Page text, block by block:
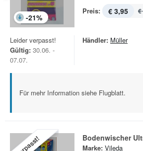
-21%
Preis: € 3,95 €
Leider verpasst!
Gültig: 30.06. -
07.07.
Händler: Müller
Für mehr Information siehe Flugblatt.
Bodenwischer
Marke: Vileda